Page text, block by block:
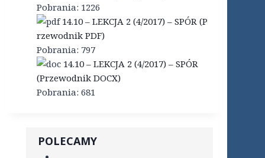
Pobrania: 1226
14.10 – LEKCJA 2 (4/2017) – SPÓR (P
rzewodnik PDF)
Pobrania: 797
14.10 – LEKCJA 2 (4/2017) – SPÓR
(Przewodnik DOCX)
Pobrania: 681
POLECAMY